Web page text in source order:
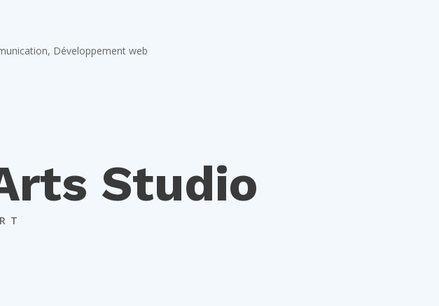
Développement web
Studio